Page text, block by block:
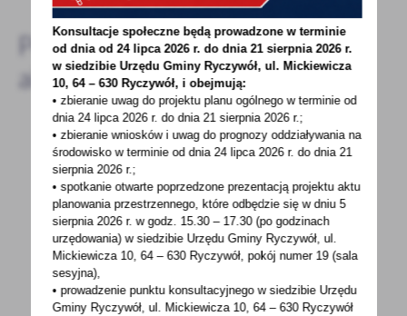
Pozostałe
aktualności
01 - 03 - 2023
Obwieszczenie o sprostowaniu wszczęcia
postępowania
Obwieszczenie o sprostowaniu wszczęcia
postępowania administracyjnego w sprawie
ustalenia lokalizacji...
Konsultacje społeczne będą prowadzone w terminie
od dnia od 24 lipca 2026 r. do dnia 21 sierpnia 2026 r.
w siedzibie Urzędu Gminy Ryczywół, ul. Mickiewicza
10, 64 – 630 Ryczywół, i obejmują:
• zbieranie uwag do projektu planu ogólnego w terminie od
dnia 24 lipca 2026 r. do dnia 21 sierpnia 2026 r.;
• zbieranie wniosków i uwag do prognozy oddziaływania na
środowisko w terminie od dnia 24 lipca 2026 r. do dnia 21
sierpnia 2026 r.;
• spotkanie otwarte poprzedzone prezentacją projektu aktu
planowania przestrzennego, które odbędzie się w dniu 5
sierpnia 2026 r.w godz. 15.30 – 17.30 (po godzinach
urzędowania) w siedzibie Urzędu Gminy Ryczywół, ul.
Mickiewicza 10, 64 – 630 Ryczywół, pokójnumer 19 (sala
sesyjna),
• prowadzenie punktu konsultacyjnego w siedzibie Urzędu
Gminy Ryczywół, ul. Mickiewicza 10, 64 – 630 Ryczywół